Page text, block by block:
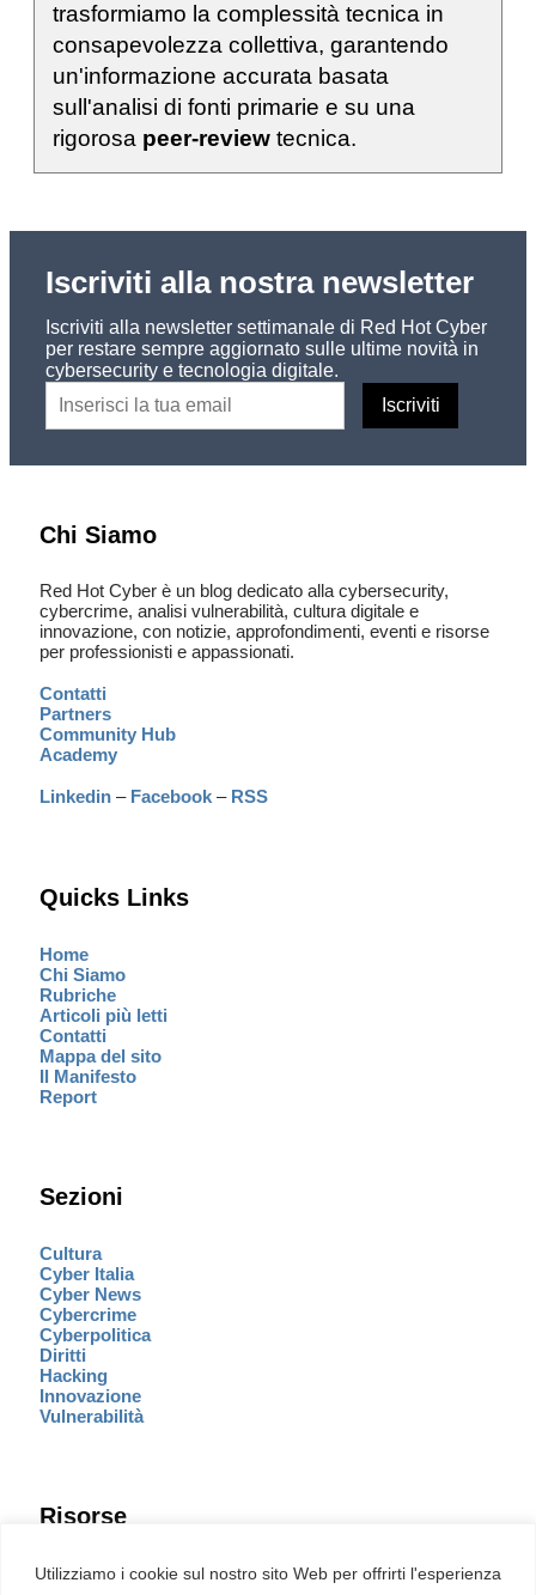
Utilizziamo i cookie sul nostro sito Web per offrirti l'esperienza
trasformiamo la complessità tecnica in
consapevolezza collettiva, garantendo
un'informazione accurata basata
sull'analisi di fonti primarie e su una
rigorosa peer-review tecnica.
Iscriviti alla nostra newsletter
Iscriviti alla newsletter settimanale di Red Hot Cyber
per restare sempre aggiornato sulle ultime novità in
cybersecurity e tecnologia digitale.
Chi Siamo
Red Hot Cyber è un blog dedicato alla cybersecurity,
cybercrime, analisi vulnerabilità, cultura digitale e
innovazione, con notizie, approfondimenti, eventi e risorse
per professionisti e appassionati.
Contatti
Partners
Community Hub
Academy
Linkedin – Facebook – RSS
Quicks Links
Home
Chi Siamo
Rubriche
Articoli più letti
Contatti
Mappa del sito
Il Manifesto
Report
Sezioni
Cultura
Cyber Italia
Cyber News
Cybercrime
Cyberpolitica
Diritti
Hacking
Innovazione
Vulnerabilità
Risorse
Eventi